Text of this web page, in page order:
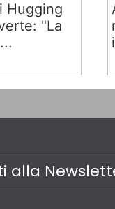
Hugging
"La
alla